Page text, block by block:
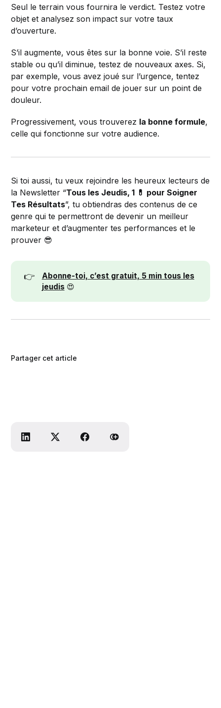
Seul le terrain vous fournira le verdict. Testez votre
objet et analysez son impact sur votre taux
d’ouverture.
S’il augmente, vous êtes sur la bonne voie. S’il reste
stable ou qu’il diminue, testez de nouveaux axes. Si,
par exemple, vous avez joué sur l’urgence, tentez
pour votre prochain email de jouer sur un point de
douleur.
Progressivement, vous trouverez la bonne formule,
celle qui fonctionne sur votre audience.
Si toi aussi, tu veux rejoindre les heureux lecteurs de
la Newsletter “Tous les Jeudis, 1 💊 pour Soigner
Tes Résultats”, tu obtiendras des contenus de ce
genre qui te permettront de devenir un meilleur
marketeur et d’augmenter tes performances et le
prouver 😎
👉
Abonne-toi, c’est gratuit, 5 min tous les
jeudis😍
Partager cet article